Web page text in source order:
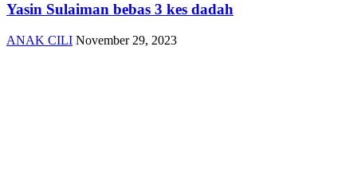
Yasin Sulaiman bebas 3 kes dadah
ANAK CILI November 29, 2023